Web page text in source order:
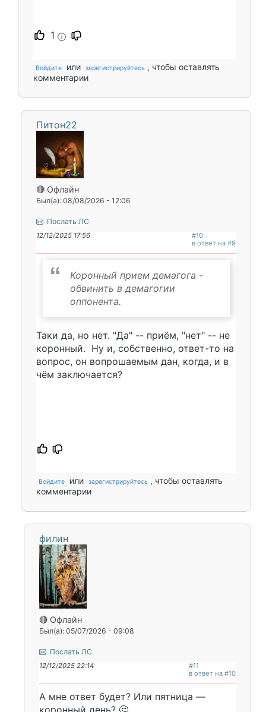
1 i
Войдите или зарегистрируйтесь , чтобы оставлять
комментарии
Питон22
🔴 Офлайн
Был(а): 08/08/2026 - 12:06
Послать ЛС
12/12/2025 17:56
#10
в ответ на #9
Коронный прием демагога -
обвинить в демагогии
оппонента.
Таки да, но нет. "Да" -- приём, "нет" -- не
коронный. Ну и, собственно, ответ-то на
вопрос, он вопрошаемым дан, когда, и в
чём заключается?
Войдите или зарегистрируйтесь , чтобы оставлять
комментарии
филин
🔴 Офлайн
Был(а): 05/07/2026 - 09:08
Послать ЛС
12/12/2025 22:14
#11
в ответ на #10
А мне ответ будет? Или пятница —